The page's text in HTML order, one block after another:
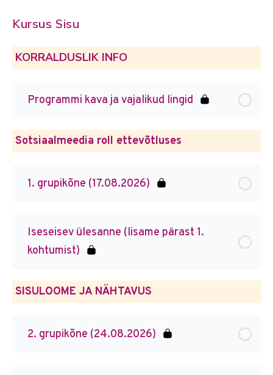
Kursus Sisu
KORRALDUSLIK INFO
Programmi kava ja vajalikud lingid
Sotsiaalmeedia roll ettevõtluses
1. grupikõne (17.08.2026)
Iseseisev ülesanne (lisame pärast 1.
kohtumist)
SISULOOME JA NÄHTAVUS
2. grupikõne (24.08.2026)